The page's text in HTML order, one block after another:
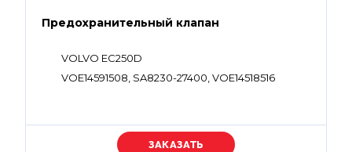
Предохранительный клапан
VOLVO EC250D
VOE14591508, SA8230-27400, VOE14518516
Уточняйте цену